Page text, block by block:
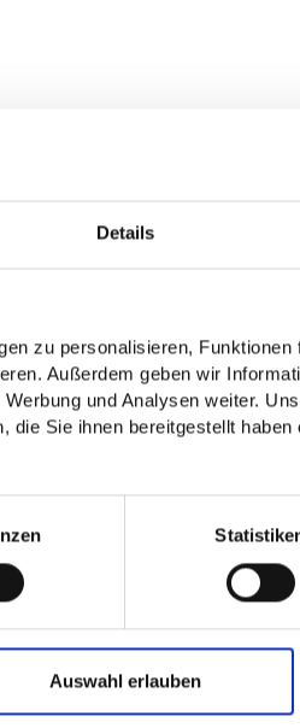
Details
zu personalisieren,
Außerdem geben wir
und Analysen weiter.
die Sie ihnen bereitgestellt
Auswahl erlauben